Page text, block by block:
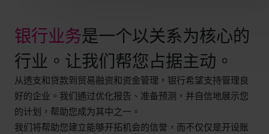
银行业务是一个以关系为核心的
行业。让我们帮您占据主动。
从透支和贷款到贸易融资和资金管理，银行希望支持管理良
好的企业。我们通过优化报告、准备预测，并自信地展示您
的计划，帮助您成为其中之一。
我们将帮助您建立能够开拓机会的信誉，而不仅仅是开设账